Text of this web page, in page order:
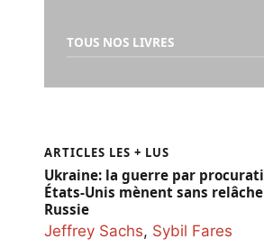
TOUS NOS LIVRES
ARTICLES LES + LUS
Ukraine: la guerre par
États-Unis mènent sans
Russie
Jeffrey Sachs, Sybil Fares